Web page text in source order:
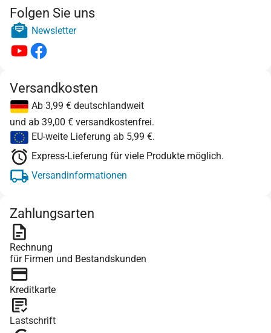
Folgen Sie uns
Newsletter
Versandkosten
Ab 3,99 € deutschlandweit
und ab 39,00 € versandkostenfrei.
EU-weite Lieferung ab 5,99 €.
Express-Lieferung für viele Produkte möglich.
Versandinformationen
Zahlungsarten
Rechnung
für Firmen und Bestandskunden
Kreditkarte
Lastschrift